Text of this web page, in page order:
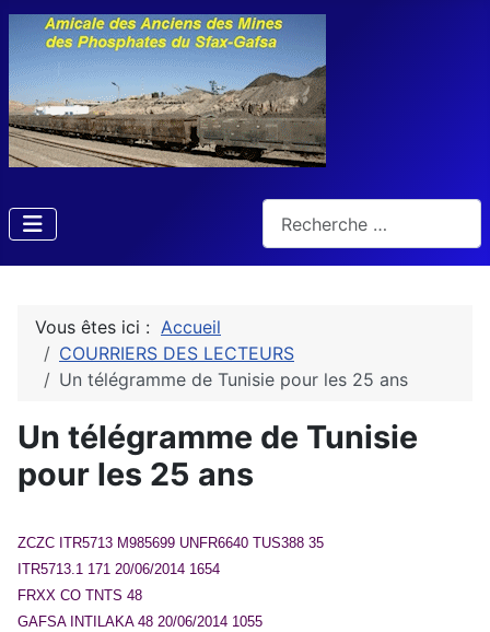
Vous êtes ici : Accueil
COURRIERS DES LECTEURS
Un télégramme de Tunisie pour les 25 ans
Un télégramme de Tunisie
pour les 25 ans
ZCZC ITR5713 M985699 UNFR6640 TUS388 35
ITR5713.1 171 20/06/2014 1654
FRXX CO TNTS 48
GAFSA INTILAKA 48 20/06/2014 1055